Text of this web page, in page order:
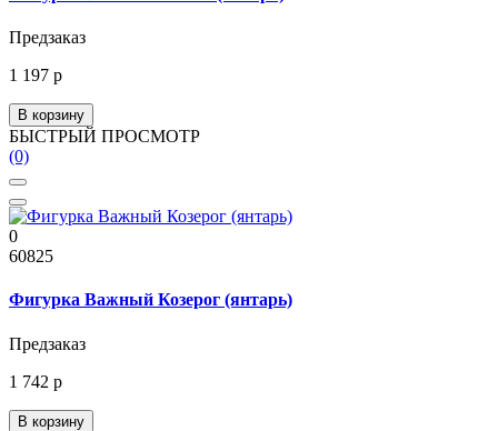
Предзаказ
1 197 р
В корзину
БЫСТРЫЙ ПРОСМОТР
(0)
0
60825
Фигурка Важный Козерог (янтарь)
Предзаказ
1 742 р
В корзину